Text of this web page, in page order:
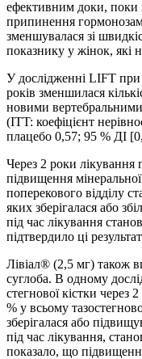
ефективним доки, поки
припинення
зменшувалася зі
показнику у жінок, які
У дослідженні LIFT при
років зменшилася
новими
(ITT: коефіцієнт
плацебо 0,57; 95 % ДІ
Через 2 роки лікування
підвищення
поперекового відділу
яких зберігалася або
під час лікування
підтвердило ці
Лівіал® (2,5 мг) також
суглоба. В одному
стегнової кістки через
% у всьому
зберігалася або
під час лікування,
показало, що